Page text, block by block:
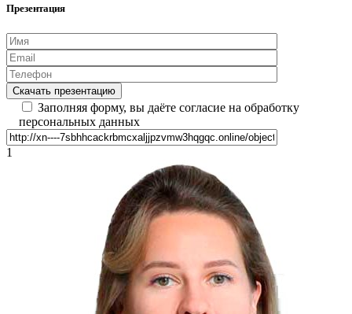
Презентация
Заполняя форму, вы даёте согласие на обработку
персональных данных
1